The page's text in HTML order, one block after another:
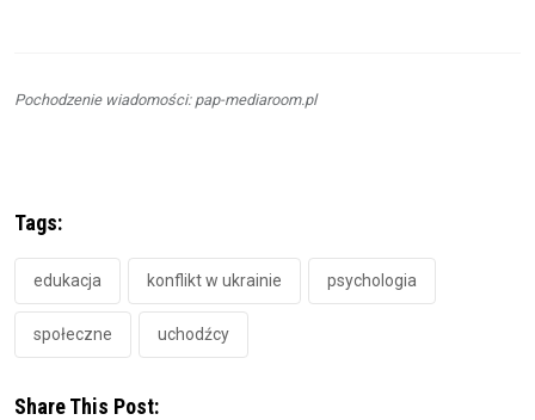
Pochodzenie wiadomości: pap-mediaroom.pl
Tags:
edukacja konflikt w ukrainie psychologia
społeczne uchodźcy
Share This Post: